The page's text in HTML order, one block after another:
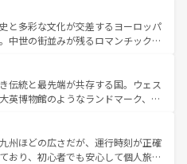
土や気候が異なるスペインはその個
性で訪れる人を魅了する。 なお、新着のスペイン情報は コ
てほしい。
っている。華麗な宮殿、歴史的な大
そして豊かな自然が、訪れる者を心
フランスは美食の国としても知ら
祥地であるランス、プロヴァンスの
など、多彩な楽しみ方が可能だ。さ
にも魅力が溢れており、どの街角に
それぞれで全く異なる文化を体験で
。 なお、新着のフランス情報はコンテンツ一覧
と多彩な文化が交差するヨーロッパ
中世の街並みが残るロマンチック街
こを歩いても飽きることがない。ベ
バイエルン州のアルプスの絶景、そ
イン畑といった風景は必見。ビール
験してほしい。 なお、新着の
ツ一覧を参照してほしい。
伝統と最先端が共存する国。ウェス
英博物館のようなランドマーク、歴
がある。また、優雅なアフタヌーン
はたまらない英国パブ、サッカー観
そできる体験も豊富。イギリスを旅
州ほどの広さだが、運行時刻が正確
おり、初心者でも安心して個人旅行